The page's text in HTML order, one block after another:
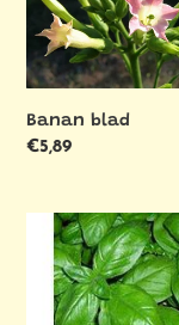
Banan blad
Ordinarie
€5,89
Basilika
Italiano
classico